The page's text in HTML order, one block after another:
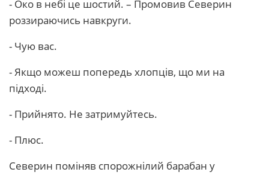
- Око в небі це шостий. – Промовив Северин
роззираючись навкруги.
- Чую вас.
- Якщо можеш попередь хлопців, що ми на
підході.
- Прийнято. Не затримуйтесь.
- Плюс.
Северин поміняв спорожнілий барабан у